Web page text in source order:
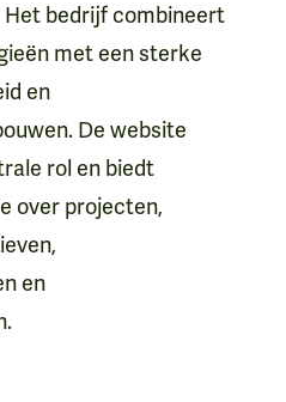
bedrijf combineert
met een sterke
en
De website
rol en biedt
over projecten,
en